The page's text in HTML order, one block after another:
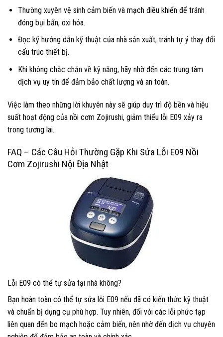
Thường xuyên vệ sinh cảm biến và mạch điều khiển để tránh
đóng bụi bẩn, oxi hóa.
Đọc kỹ hướng dẫn kỹ thuật của nhà sản xuất, tránh tự ý thay đổi
cấu trúc thiết bị.
Khi không chắc chắn về kỹ năng, hãy nhờ đến các trung tâm
dịch vụ uy tín để đảm bảo chất lượng và an toàn.
Việc làm theo những lời khuyên này sẽ giúp duy trì độ bền và hiệu
suất hoạt động của nồi cơm Zojirushi, giảm thiểu lỗi E09 xảy ra
trong tương lai.
FAQ – Các Câu Hỏi Thường Gặp Khi Sửa Lỗi E09 Nồi
Cơm Zojirushi Nội Địa Nhật
Lỗi E09 có thể tự sửa tại nhà không?
Bạn hoàn toàn có thể tự sửa lỗi E09 nếu đã có kiến thức kỹ thuật
và chuẩn bị dụng cụ phù hợp. Tuy nhiên, đối với các lỗi phức tạp
liên quan đến bo mạch hoặc cảm biến, nên nhờ đến dịch vụ chuyên